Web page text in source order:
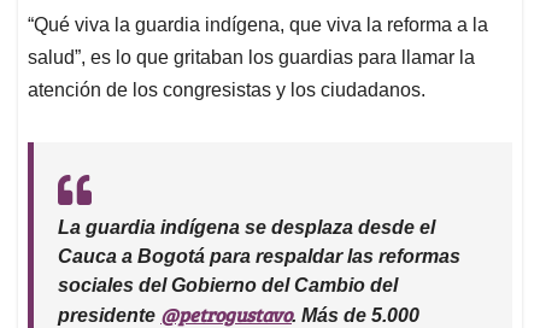
“Qué viva la guardia indígena, que viva la reforma a la
salud”, es lo que gritaban los guardias para llamar la
atención de los congresistas y los ciudadanos.
La guardia indígena se desplaza desde el
Cauca a Bogotá para respaldar las reformas
sociales del Gobierno del Cambio del
presidente @petrogustavo. Más de 5.000